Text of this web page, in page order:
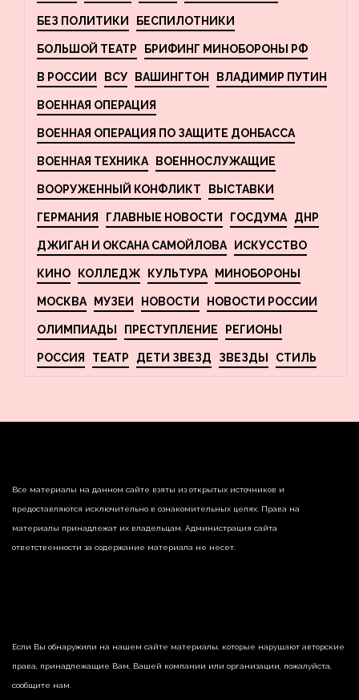
БЕЗ ПОЛИТИКИ БЕСПИЛОТНИКИ
БОЛЬШОЙ ТЕАТР БРИФИНГ МИНОБОРОНЫ РФ
В РОССИИ ВСУ ВАШИНГТОН ВЛАДИМИР ПУТИН
ВОЕННАЯ ОПЕРАЦИЯ
ВОЕННАЯ ОПЕРАЦИЯ ПО ЗАЩИТЕ ДОНБАССА
ВОЕННАЯ ТЕХНИКА ВОЕННОСЛУЖАЩИЕ
ВООРУЖЕННЫЙ КОНФЛИКТ ВЫСТАВКИ
ГЕРМАНИЯ ГЛАВНЫЕ НОВОСТИ ГОСДУМА ДНР
ДЖИГАН И ОКСАНА САМОЙЛОВА ИСКУССТВО
КИНО КОЛЛЕДЖ КУЛЬТУРА МИНОБОРОНЫ
МОСКВА МУЗЕИ НОВОСТИ НОВОСТИ РОССИИ
ОЛИМПИАДЫ ПРЕСТУПЛЕНИЕ РЕГИОНЫ
РОССИЯ ТЕАТР ДЕТИ ЗВЕЗД ЗВЕЗДЫ СТИЛЬ
Все материалы на данном сайте взяты из открытых источников и
предоставляются исключительно в ознакомительных целях. Права на
материалы принадлежат их владельцам. Администрация сайта
ответственности за содержание материала не несет.
Если Вы обнаружили на нашем сайте материалы, которые нарушают авторские
права, принадлежащие Вам, Вашей компании или организации, пожалуйста,
сообщите нам.